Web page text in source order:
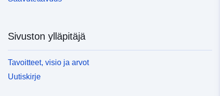
Sivuston ylläpitäjä
Tavoitteet, visio ja arvot
Uutiskirje